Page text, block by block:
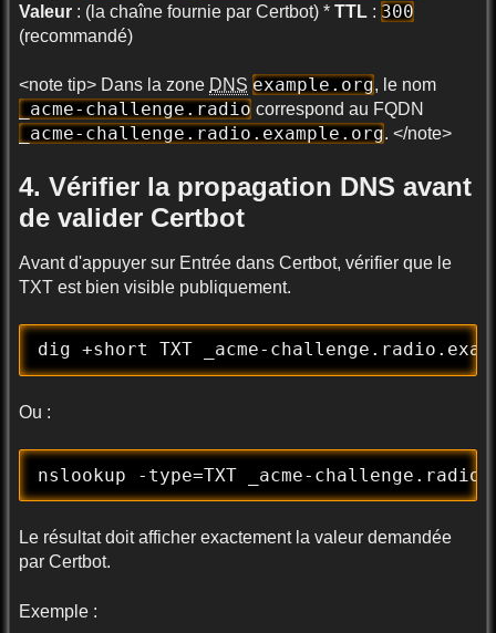
Valeur : (la chaîne fournie par Certbot) * TTL : 300
(recommandé)
<note tip> Dans la zone DNS example.org, le nom
_acme-challenge.radio correspond au FQDN
_acme-challenge.radio.example.org. </note>
4. Vérifier la propagation DNS avant
de valider Certbot
Avant d'appuyer sur Entrée dans Certbot, vérifier que le
TXT est bien visible publiquement.
dig +short TXT _acme-
Ou :
nslookup -type=TXT _acme-
Le résultat doit afficher exactement la valeur demandée
par Certbot.
Exemple :